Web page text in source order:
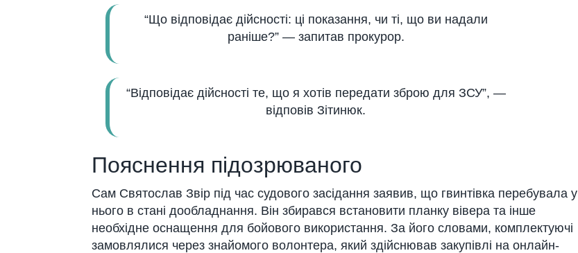
“Що відповідає дійсності: ці показання, чи ті, що ви надали
раніше?” — запитав прокурор.
“Відповідає дійсності те, що я хотів передати зброю для ЗСУ”, —
відповів Зітинюк.
Пояснення підозрюваного
Сам Святослав Звір під час судового засідання заявив, що гвинтівка перебувала у
нього в стані дообладнання. Він збирався встановити планку вівера та інше
необхідне оснащення для бойового використання. За його словами, комплектуючі
замовлялися через знайомого волонтера, який здійснював закупівлі на онлайн-